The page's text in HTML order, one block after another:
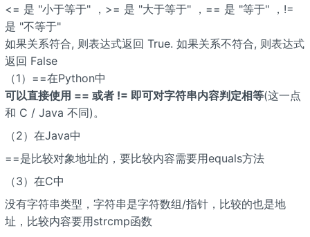
<= 是 "小于等于" ，>= 是 "大于等于" ，== 是 "等于" ，!=
是 "不等于"
如果关系符合, 则表达式返回 True. 如果关系不符合, 则表达式
返回 False
（1）==在Python中
可以直接使用 == 或者 != 即可对字符串内容判定相等(这一点
和 C / Java 不同)。
（2）在Java中
==是比较对象地址的，要比较内容需要用equals方法
（3）在C中
没有字符串类型，字符串是字符数组/指针，比较的也是地
址，比较内容要用strcmp函数